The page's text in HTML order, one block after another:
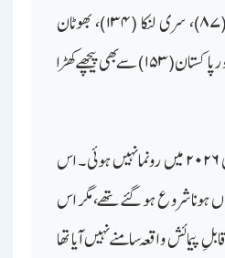
ہمسایہ ممالک، مثلاً نیپال (۸۷)، سری لنکا (۱۳۴)، بھوٹان
(۱۵۰)، بنگلہ دیش (۱۵۲) اور پاکستان (۱۵۳) سے بھی پیچھے کھڑا
البتہ یہ تبدیلی یکایک جولائی ۲۰۲۶ میں رونما نہیں ہوئی۔ اس
سے نمایاں ہونا شروع ہو گئے تھے، مگر اس
پیمائش واقعہ سامنے نہیں آیا تھا